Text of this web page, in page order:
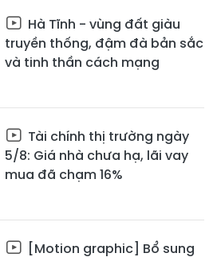
Hà Tĩnh - vùng đất giàu
truyền thống, đậm đà bản sắc
và tinh thần cách mạng
Tài chính thị trường ngày
5/8: Giá nhà chưa hạ, lãi vay
mua đã chạm 16%
[Motion graphic] Bổ sung